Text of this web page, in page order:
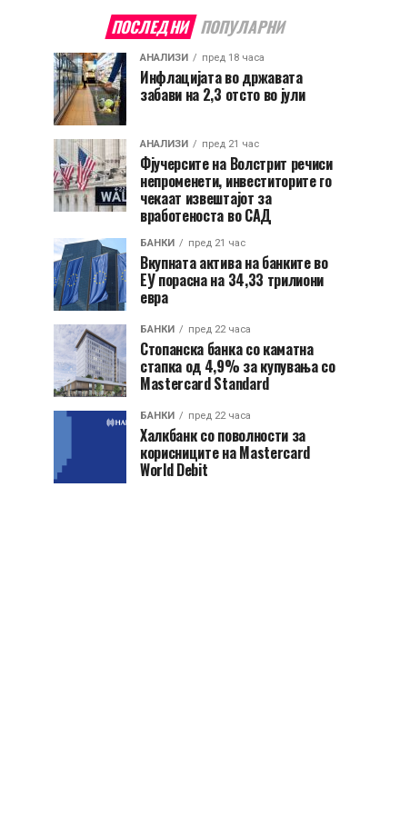
ПОСЛЕДНИ ПОПУЛАРНИ
АНАЛИЗИ пред 18 часа
Инфлацијата во државата
забави на 2,3 отсто во јули
АНАЛИЗИ пред 21 час
Фјучерсите на Волстрит речиси
непроменети, инвеститорите го
чекаат извештајот за
вработеноста во САД
БАНКИ пред 21 час
Вкупната актива на банките во
ЕУ порасна на 34,33 трилиони
евра
БАНКИ пред 22 часа
Стопанска банка со каматна
стапка од 4,9% за купувања со
Mastercard Standard
БАНКИ пред 22 часа
Халкбанк со поволности за
корисниците на Mastercard
World Debit